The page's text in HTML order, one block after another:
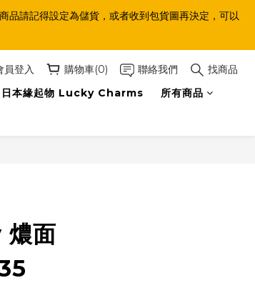
品請記得設定為儲貨，或者收到包貨圖再決定，可以
員登入 購物車(0) 聯絡我們
找商品
日本緣起物 Lucky Charms 所有商品
面